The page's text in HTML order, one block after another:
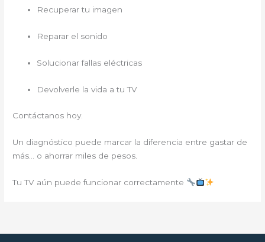
Recuperar tu imagen
Reparar el sonido
Solucionar fallas eléctricas
Devolverle la vida a tu TV
Contáctanos hoy.
Un diagnóstico puede marcar la diferencia entre gastar de
más… o ahorrar miles de pesos.
Tu TV aún puede funcionar correctamente